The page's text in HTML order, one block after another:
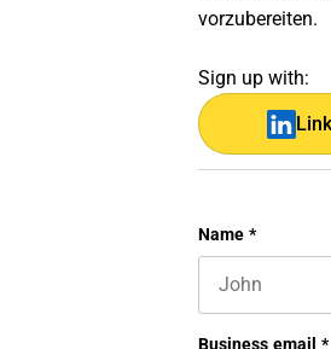
vorzubereiten.
Sign up with:
Facebook
This field is
Name *
Business email *